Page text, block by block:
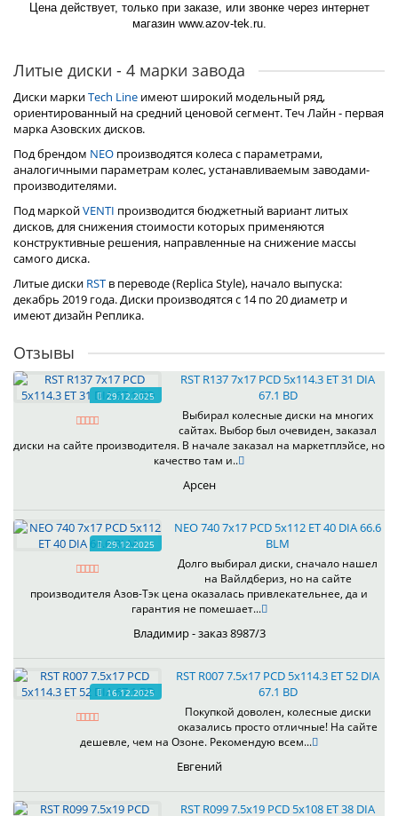
Цена действует, только при заказе, или звонке через интернет
магазин www.azov-tek.ru.
Литые диски - 4 марки завода
Диски маркиTech Line имеют широкий модельный ряд,
ориентированный на средний ценовой сегмент. Теч Лайн - первая
марка Азовских дисков.
Под брендом NEO производятся колеса с параметрами,
аналогичными параметрам колес, устанавливаемым заводами-
производителями.
Под маркойVENTI производится бюджетный вариант литых
дисков, для снижения стоимости которых применяются
конструктивные решения, направленные на снижение массы
самого диска.
Литые диски RST в переводе (Replica Style), начало выпуска:
декабрь 2019 года. Диски производятся с 14 по 20 диаметр и
имеют дизайн Реплика.
Отзывы
29.12.2025
RST R137 7x17 PCD 5x114.3 ET 31 DIA
67.1 BD
Выбирал колесные диски на многих
сайтах. Выбор был очевиден, заказал
диски на сайте производителя. В начале заказал на маркетплэйсе, но
качество там и..
Арсен
29.12.2025
NEO 740 7x17 PCD 5x112 ET 40 DIA 66.6
BLM
Долго выбирал диски, сначало нашел
на Вайлдбериз, но на сайте
производителя Азов-Тэк цена оказалась привлекательнее, да и
гарантия не помешает...
Владимир - заказ 8987/3
16.12.2025
RST R007 7.5x17 PCD 5x114.3 ET 52 DIA
67.1 BD
Покупкой доволен, колесные диски
оказались просто отличные! На сайте
дешевле, чем на Озоне. Рекомендую всем...
Евгений
RST R099 7.5x19 PCD 5x108 ET 38 DIA